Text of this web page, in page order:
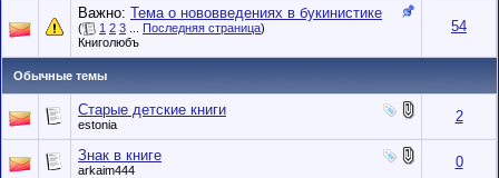
Важно: Тема о нововведениях в букинистике
( 1 2 3 Последняя страница)
Книголюбъ
54
Обычные темы
Cтарые детские книги
estonia 2
Знак в книге
arkaim444 0